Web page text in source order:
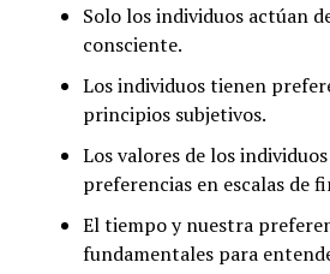
Solo los individuos actúan
consciente.
Los individuos tienen
principios subjetivos.
Los valores de los
preferencias en escalas de
El tiempo y nuestra
fundamentales para